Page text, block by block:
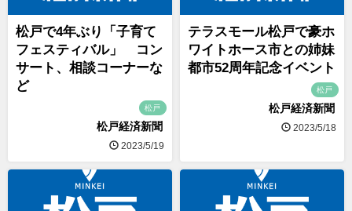
松戸で4年ぶり「子育て
フェスティバル」 コン
サート、相談コーナーな
ど
松戸
松戸経済新聞
2023/5/19
テラスモール松戸で豪ホ
ワイトホース市との姉妹
都市52周年記念イベント
松戸
松戸経済新聞
2023/5/18